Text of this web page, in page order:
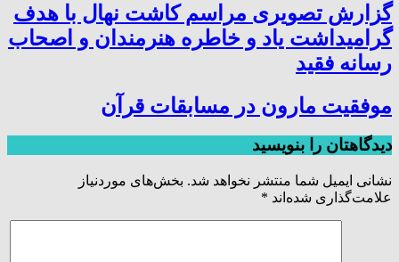
گزارش تصویری مراسم کاشت نهال با هدف
گرامیداشت یاد و خاطره هنرمندان و اصحاب
رسانه فقید
موفقیت مارون در مسابقات قرآن
دیدگاهتان را بنویسید
نشانی ایمیل شما منتشر نخواهد شد. بخش‌های موردنیاز
علامت‌گذاری شده‌اند *